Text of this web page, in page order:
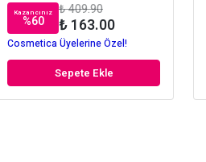
Kazancınız
%60
₺ 409.90
₺ 163.00
Cosmetica Üyelerine Özel!
Sepete Ekle